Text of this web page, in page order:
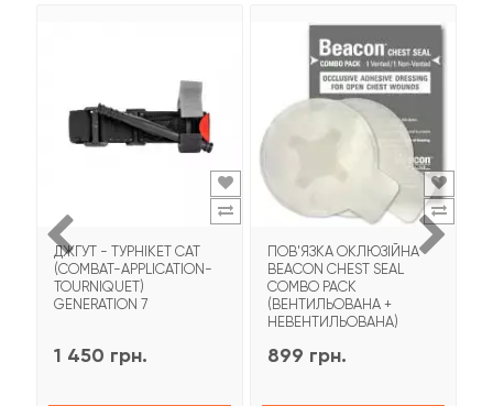
ДЖГУТ - ТУРНІКЕТ CAT
(COMBAT-APPLICATION-
TOURNIQUET)
GENERATION 7
1 450 грн.
ПОВ'ЯЗКА ОКЛЮЗІЙНА
BEACON CHEST SEAL
COMBO PACK
(ВЕНТИЛЬОВАНА +
НЕВЕНТИЛЬОВАНА)
899 грн.